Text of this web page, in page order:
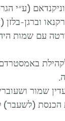
(ע״י
וברגן-בלזן
עם שמות
לקהילת
שמור
(לשעבר)